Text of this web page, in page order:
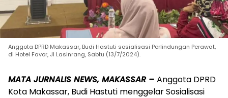
Anggota DPRD Makassar, Budi Hastuti sosialisasi Perlindungan Perawat,
di Hotel Favor, Jl Lasinrang, Sabtu (13/7/2024).
MATA JURNALIS NEWS, MAKASSAR – Anggota DPRD
Kota Makassar, Budi Hastuti menggelar Sosialisasi